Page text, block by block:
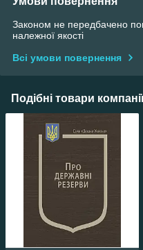
Законом не передбачено
належної якості
Всі умови повернення
Подібні товари